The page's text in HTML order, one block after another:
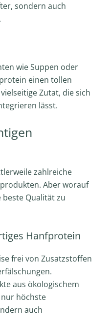
sondern auch
wie Suppen oder
einen tollen
Zutat, die sich
lässt.
zahlreiche
Aber worauf
Qualität zu
Hanfprotein
frei von Zusatzstoffen
aus ökologischem
höchste
auch